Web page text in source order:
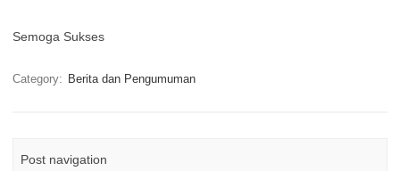
Semoga Sukses
Category: Berita dan Pengumuman
Post navigation